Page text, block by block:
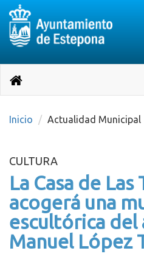
Destino:
Volver
inicio
Inicio Actualidad Municipal
CULTURA
La Casa de Las
acogerá una
escultórica del
Manuel López